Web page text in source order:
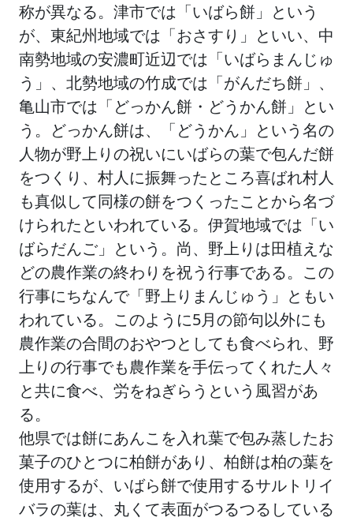
称が異なる。津市では「いばら餅」という
が、東紀州地域では「おさすり」といい、中
南勢地域の安濃町近辺では「いばらまんじゅ
う」、北勢地域の竹成では「がんだち餅」、
亀山市では「どっかん餅・どうかん餅」とい
う。どっかん餅は、「どうかん」という名の
人物が野上りの祝いにいばらの葉で包んだ餅
をつくり、村人に振舞ったところ喜ばれ村人
も真似して同様の餅をつくったことから名づ
けられたといわれている。伊賀地域では「い
ばらだんご」という。尚、野上りは田植えな
どの農作業の終わりを祝う行事である。この
行事にちなんで「野上りまんじゅう」ともい
われている。このように5月の節句以外にも
農作業の合間のおやつとしても食べられ、野
上りの行事でも農作業を手伝ってくれた人々
と共に食べ、労をねぎらうという風習があ
る。
他県では餅にあんこを入れ葉で包み蒸したお
菓子のひとつに柏餅があり、柏餅は柏の葉を
使用するが、いばら餅で使用するサルトリイ
バラの葉は、丸くて表面がつるつるしている